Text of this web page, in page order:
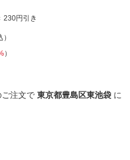
230円引き
）
）
ご注文で 東京都豊島区東池袋 に